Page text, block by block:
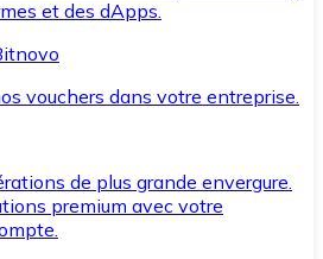
et des dApps.
vouchers dans votre entreprise.
de plus grande envergure.
premium avec votre